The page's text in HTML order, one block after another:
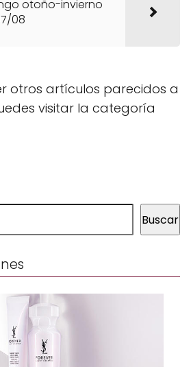
otoño-invierno
08
otros artículos parecidos a
visitar la categoría
Buscar